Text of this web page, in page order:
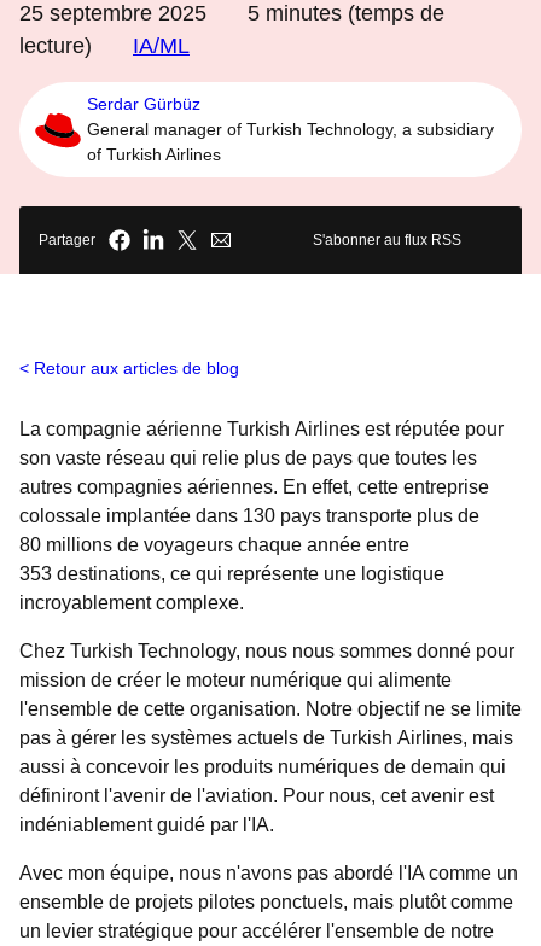
25 septembre 2025 5 minutes (temps de
lecture)
IA/ML
Serdar Gürbüz
General manager of Turkish Technology, a subsidiary
of Turkish Airlines
Partager S'abonner au flux RSS
Retour aux articles de blog
La compagnie aérienne Turkish Airlines est réputée pour
son vaste réseau qui relie plus de pays que toutes les
autres compagnies aériennes. En effet, cette entreprise
colossale implantée dans 130 pays transporte plus de
80 millions de voyageurs chaque année entre
353 destinations, ce qui représente une logistique
incroyablement complexe.
Chez Turkish Technology, nous nous sommes donné pour
mission de créer le moteur numérique qui alimente
l'ensemble de cette organisation. Notre objectif ne se limite
pas à gérer les systèmes actuels de Turkish Airlines, mais
aussi à concevoir les produits numériques de demain qui
définiront l'avenir de l'aviation. Pour nous, cet avenir est
indéniablement guidé par l'IA.
Avec mon équipe, nous n'avons pas abordé l'IA comme un
ensemble de projets pilotes ponctuels, mais plutôt comme
un levier stratégique pour accélérer l'ensemble de notre